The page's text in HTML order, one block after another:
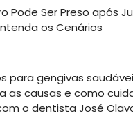
Pode Ser Preso após
os Cenários
para gengivas
as causas e como
o dentista José